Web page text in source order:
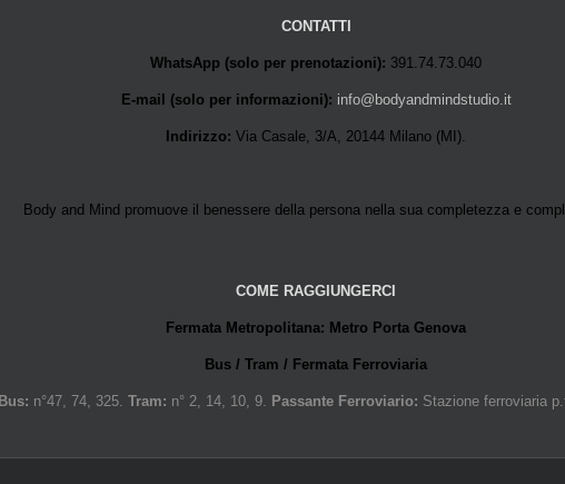
CONTATTI
WhatsApp (solo per prenotazioni): 391.74.73.040
E-mail (solo per informazioni): info@bodyandmindstudio.it
Indirizzo: Via Casale, 3/A, 20144 Milano (MI).
Body and Mind promuove il benessere della persona nella sua completezza e
COME RAGGIUNGERCI
Fermata Metropolitana: Metro Porta Genova
Bus / Tram / Fermata Ferroviaria
Bus: n°47, 74, 325. Tram: n° 2, 14, 10, 9. Passante Ferroviario: Stazione ferroviaria